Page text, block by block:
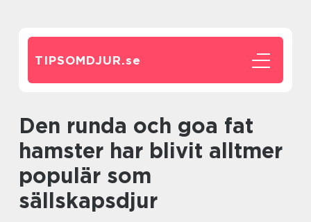
TIPSOMDJUR.se
Den runda och goa fat
hamster har blivit alltmer
populär som
sällskapsdjur